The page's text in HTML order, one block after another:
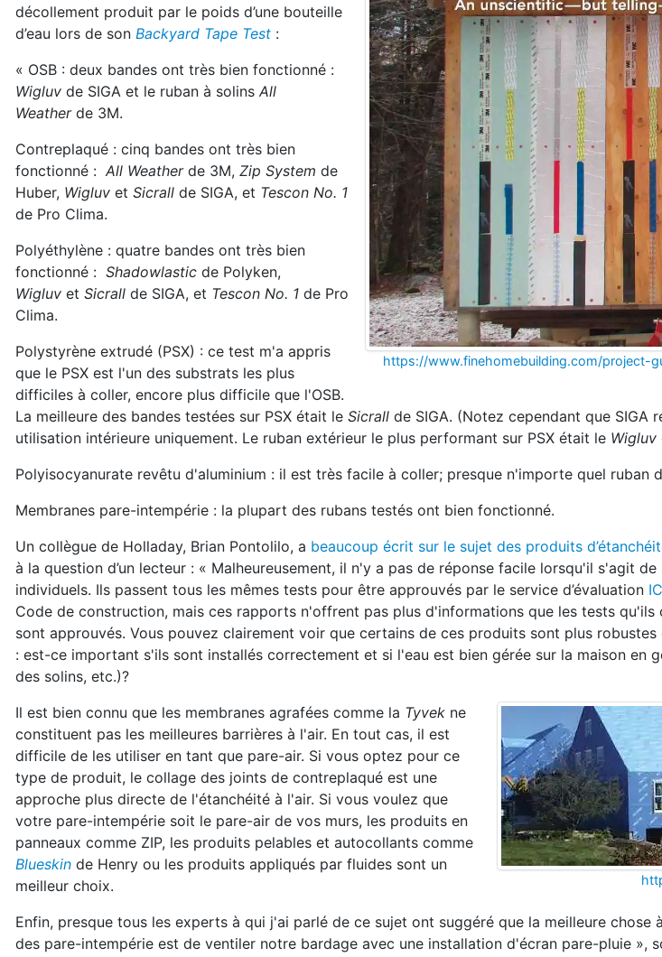
https://www.finehomebuilding.com/project-
décollement produit par le poids d’une bouteille
d’eau lors de son Backyard Tape Test :
« OSB : deux bandes ont très bien fonctionné :
Wigluv de SIGA et le ruban à solins All
Weatherde 3M.
Contreplaqué : cinq bandes ont très bien
fonctionné : All Weatherde 3M, Zip System de
Huber, Wigluv et Sicrall de SIGA, et Tescon No. 1
de Pro Clima.
Polyéthylène : quatre bandes ont très bien
fonctionné : Shadowlastic de Polyken,
Wigluv et Sicrall de SIGA, et Tescon No. 1 de Pro
Clima.
Polystyrène extrudé (PSX) : ce test m'a appris
que le PSX est l'un des substrats les plus
difficiles à coller, encore plus difficile que l'OSB.
La meilleure des bandes testées sur PSX était le Sicrall de SIGA. (Notez cependant que SIGA
utilisation intérieure uniquement. Le ruban extérieur le plus performant sur PSX était le Wigluv
Polyisocyanurate revêtu d'aluminium : il est très facile à coller; presque n'importe quel ruban
Membranes pare-intempérie : la plupart des rubans testés ont bien fonctionné.
Un collègue de Holladay, Brian Pontolilo, a beaucoup écrit sur le sujet des produits
à la question d’un lecteur : « Malheureusement, il n'y a pas de réponse facile lorsqu'il s'agit
individuels. Ils passent tous les mêmes tests pour être approuvés par le service d’évaluation
Code de construction, mais ces rapports n'offrent pas plus d'informations que les tests qu'ils
sont approuvés. Vous pouvez clairement voir que certains de ces produits sont plus
: est-ce important s'ils sont installés correctement et si l'eau est bien gérée sur la maison en
des solins, etc.)?
Il est bien connu que les membranes agrafées comme la Tyvek ne
constituent pas les meilleures barrières à l'air. En tout cas, il est
difficile de les utiliser en tant que pare-air. Si vous optez pour ce
type de produit, le collage des joints de contreplaqué est une
approche plus directe de l'étanchéité à l'air. Si vous voulez que
votre pare-intempérie soit le pare-air de vos murs, les produits en
panneaux comme ZIP, les produits pelables et autocollants comme
Blueskin de Henry ou les produits appliqués par fluides sont un
meilleur choix.
Enfin, presque tous les experts à qui j'ai parlé de ce sujet ont suggéré que la meilleure chose
des pare-intempérie est de ventiler notre bardage avec une installation d'écran pare-pluie »,